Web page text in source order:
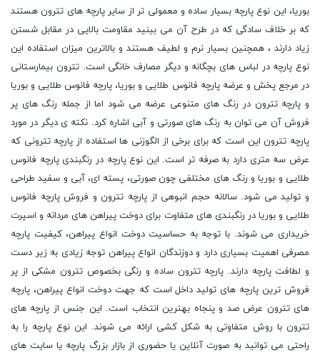
بوریا، این نوع پارچه بسیار ساده و معمولی تر از سایر پارچه های تترون هستند
که بر خلاف سادگی که در طرح آن می بینید مقاومت بالایی در مقابل شستن
زیاد دارند ، همچنین بسیار نرم و لطیف هستند و بالاترین میزان استفاده این
نوع پارچه در لباس های بچگانه و دیگر مصارف خانگی است. تترون بیمارستانی
در مرجع پخش و عرضه پارچه فانوس طلایی و بوریا، پارچه فانوس طلایی و بوریا
و پارچه تترون در رنگ های متنوعی عرضه می شود اما از جمله رنگ های پر
فروش آن می توان به رنگ های صورتی و آبی اشاره کرد. نکته ی دیگر در مورد
پارچه تترون این است که برای برخی از الگوزنی ها استفاده از پارچه تترونی که
عرض سه متری دارد به صرفه تر است. این نوع پارچه در رنگبندی پارچه فانوس
طلایی و بوریا و رنگ های مختلفی چون صورتی، پسته ای، آبی و سفید طراحی
و تولید می شود. سالانه حجم انبوهی از پارچه تترون و فروش پارچه فانوس
طلایی و بوریا در رنگبندی های متفاوت برای دوخت پیراهن های مردانه و اسپرت
خریداری می شوند. با توجه به حساسیت دوخت انواع پیراهن، کیفیت پارچه
مصرفی اهمیت بسیاری دارد و دوزندگان انواع پیراهن توجه زیادی به زیر دست
و لطافت پارچه دارند. پارچه تترون ساده و رنگی بخصوص تترون مشکی از پر
فروش ترین پارچه های تولید داخل است که جهت دوخت انواع پیراهن، پارچه
های تترون عرض صد و پنجاه بهترین انتخاب است. این جنس از پارچه های
تترون با روش متفاوتی به شکل کشی ارائه می شوند. این نوع پارچه را به
راحتی می توانید به صورت آنلاین یا حضوری از بازار بزرگ پارچه یا سایت های